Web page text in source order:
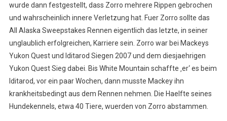
wurde dann festgestellt, dass Zorro mehrere Rippen gebrochen
und wahrscheinlich innere Verletzung hat. Fuer Zorro sollte das
All Alaska Sweepstakes Rennen eigentlich das letzte, in seiner
unglaublich erfolgreichen, Karriere sein. Zorro war bei Mackeys
Yukon Quest und Iditarod Siegen 2007 und dem diesjaehrigen
Yukon Quest Sieg dabei. Bis White Mountain schaffte ‚er‘ es beim
Iditarod, vor ein paar Wochen, dann musste Mackey ihn
krankheitsbedingt aus dem Rennen nehmen. Die Haelfte seines
Hundekennels, etwa 40 Tiere, wuerden von Zorro abstammen.